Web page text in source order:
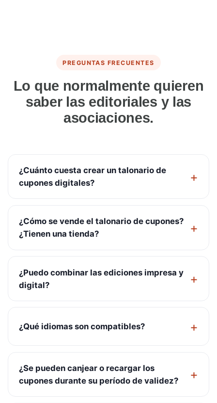
PREGUNTAS FRECUENTES
Lo que normalmente quieren
saber las editoriales y las
asociaciones.
¿Cuánto cuesta crear un talonario de
cupones digitales?
¿Cómo se vende el talonario de cupones?
¿Tienen una tienda?
¿Puedo combinar las ediciones impresa y
digital?
¿Qué idiomas son compatibles?
¿Se pueden canjear o recargar los
cupones durante su período de validez?